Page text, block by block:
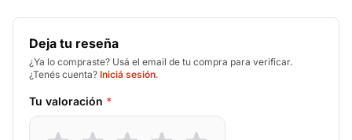
Deja tu reseña
¿Ya lo compraste? Usá el email de tu compra para verificar.
¿Tenés cuenta? Iniciá sesión.
Tu valoración *